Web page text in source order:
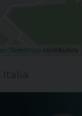
contributors
Italia